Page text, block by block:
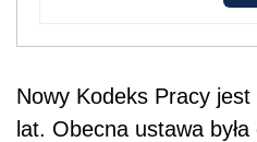
Nowy Kodeks Pracy
lat. Obecna ustawa